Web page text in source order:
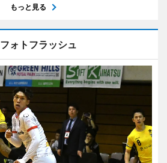
もっと見る
フォトフラッシュ